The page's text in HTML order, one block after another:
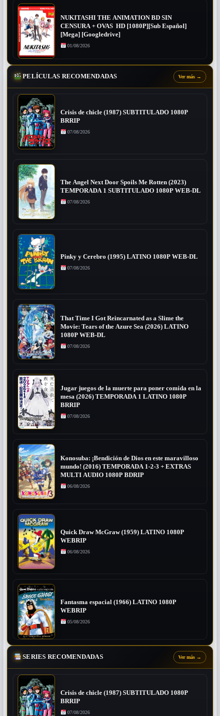
NUKITASHI THE ANIMATION BD SIN
CENSURA + OVAS HD [1080P][Sub Español]
[Mega] [Googledrive]
01/08/2026
PELÍCULAS RECOMENDADAS Ver más →
Crisis de chicle (1987) SUBTITULADO 1080P
BRRIP
07/08/2026
The Angel Next Door Spoils Me Rotten (2023)
TEMPORADA 1 SUBTITULADO 1080P WEB-DL
07/08/2026
Pinky y Cerebro (1995) LATINO 1080P WEB-DL
07/08/2026
That Time I Got Reincarnated as a Slime the
Movie: Tears of the Azure Sea (2026) LATINO
1080P WEB-DL
07/08/2026
Jugar juegos de la muerte para poner comida en la
mesa (2026) TEMPORADA 1 LATINO 1080P
BRRIP
07/08/2026
Konosuba: ¡Bendición de Dios en este maravilloso
mundo! (2016) TEMPORADA 1-2-3 + EXTRAS
MULTI AUDIO 1080P BDRIP
06/08/2026
Quick Draw McGraw (1959) LATINO 1080P
WEBRIP
06/08/2026
Fantasma espacial (1966) LATINO 1080P
WEBRIP
05/08/2026
SERIES RECOMENDADAS Ver más →
Crisis de chicle (1987) SUBTITULADO 1080P
BRRIP
07/08/2026